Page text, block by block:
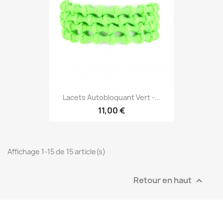
Lacets Autobloquant Vert -...
11,00 €
Affichage 1-15 de 15 article(s)
Retour en haut 